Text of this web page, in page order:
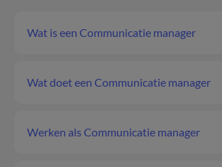
Wat is een Communicatie manager
Wat doet een Communicatie manager
Werken als Communicatie manager